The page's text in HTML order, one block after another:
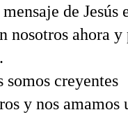
de Jesús
nosotros ahora y
somos creyentes
y nos amamos